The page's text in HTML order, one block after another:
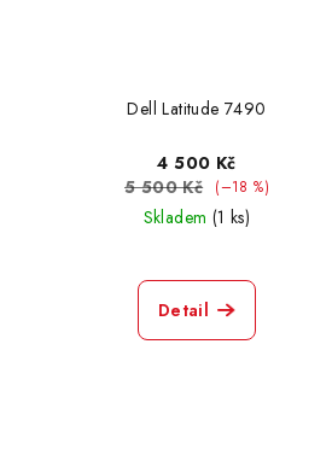
Dell Latitude 7490
4 500 Kč
5 500 Kč
(–18 %)
Skladem (1 ks)
Detail